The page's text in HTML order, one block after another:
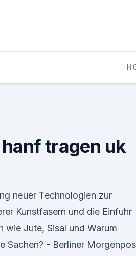
tragen uk
neuer Technologien zur
Kunstfasern und die Einfuhr
wie Jute, Sisal und Warum
Sachen? - Berliner